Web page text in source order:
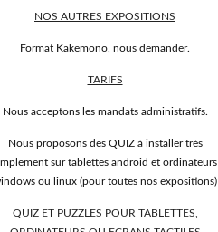
NOS AUTRES EXPOSITIONS
Format Kakemono, nous demander.
TARIFS
Nous acceptons les mandats administratifs.
Nous proposons des QUIZ à installer très
sur tablettes android et ordinateurs
ou linux (pour toutes nos expositions)
QUIZ ET PUZZLES POUR TABLETTES,